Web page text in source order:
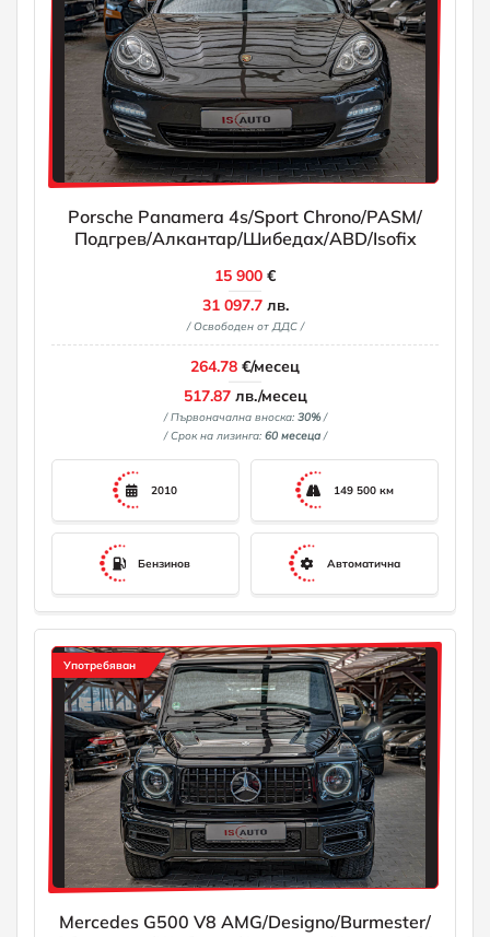
Porsche Panamera 4s/Sport Chrono/PASM/
Подгрев/Алкантар/Шибедах/ABD/Isofix
15 900 €
31 097.7лв.
/ Освободен от ДДС /
264.78 €/месец
517.87лв./месец
/ Първоначална вноска: 30%/
/ Срок на лизинга: 60 месеца/
2010 149 500 км
Бензинов Автоматична
Употребяван
Mercedes G500 V8 AMG/Designo/Burmester/